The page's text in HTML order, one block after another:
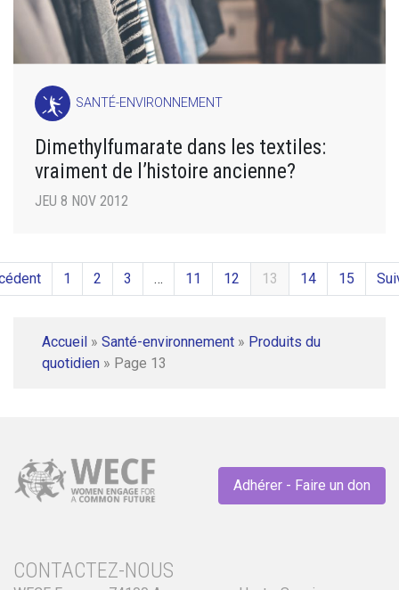
SANTÉ-ENVIRONNEMENT
Dimethylfumarate dans les textiles:
vraiment de l’histoire ancienne?
JEU 8 NOV 2012
1 2 3 … 11 12 13 14 15
Accueil » Santé-environnement » Produits du
quotidien » Page 13
Adhérer - Faire un don
CONTACTEZ-NOUS